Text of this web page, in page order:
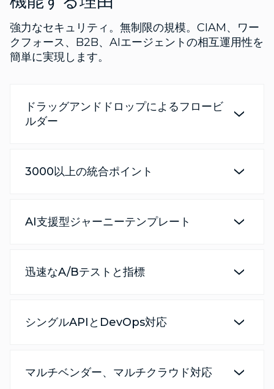
強力なセキュリティ。無制限の規模。CIAM、ワー
クフォース、B2B、AIエージェントの相互運用性を
簡単に実現します。
ドラッグアンドドロップによるフロービ
ルダー
3000以上の統合ポイント
AI支援型ジャーニーテンプレート
迅速なA/Bテストと指標
シングルAPIとDevOps対応
マルチベンダー、マルチクラウド対応